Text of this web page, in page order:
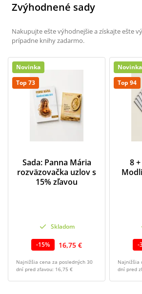
Zvýhodnené sady
Nakupujte ešte výhodnejšie a získajte ešte
prípadne knihy zadarmo.
Novinka
Top 73
Sada: Panna Mária
rozväzovačka uzlov s
15% zľavou
Skladom
-15% 16,75 €
Najnižšia cena za posledných 30
dní pred zľavou: 16,75 €
Novinka
Top 94
8
-
Najnižšia
dní pred